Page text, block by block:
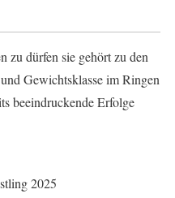
zu dürfen sie gehört zu den
Gewichtsklasse im Ringen
beeindruckende Erfolge
2025